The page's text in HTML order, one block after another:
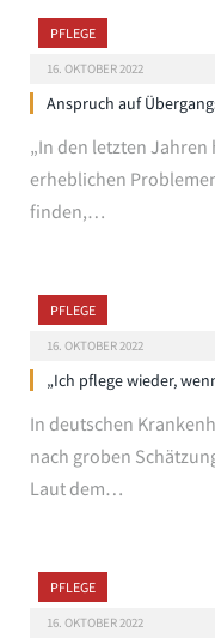
PFLEGE
16. OKTOBER 2022
Anspruch auf
„In den letzten Jahren
erheblichen
finden,…
PFLEGE
16. OKTOBER 2022
„Ich pflege wieder,
In deutschen
nach groben
Laut dem…
PFLEGE
16. OKTOBER 2022